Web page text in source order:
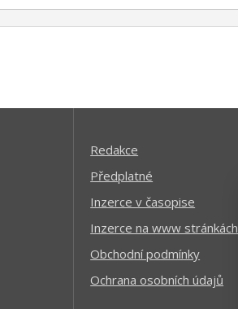
Redakce
Předplatné
Inzerce v časopise
Inzerce na www stránkách
Obchodní podmínky
Ochrana osobních údajů